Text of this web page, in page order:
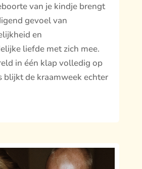
van je kindje brengt
gevoel van
en
liefde met zich mee.
in één klap volledig op
blijkt de kraamweek echter